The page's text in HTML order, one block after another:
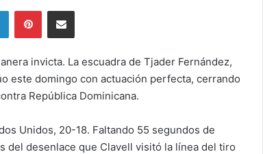
LinkedInPinterestShare via Email
invicta. La escuadra de Tjader Fernández,
este domingo con actuación perfecta, cerrando
República Dominicana.
Unidos, 20-18. Faltando 55 segundos de
del desenlace que Clavell visitó la línea del tiro